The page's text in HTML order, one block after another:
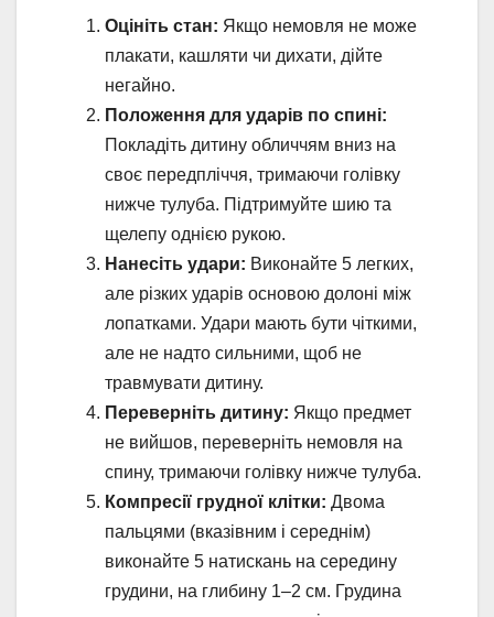
Оцініть стан: Якщо немовля не може
плакати, кашляти чи дихати, дійте
негайно.
Положення для ударів по спині:
Покладіть дитину обличчям вниз на
своє передпліччя, тримаючи голівку
нижче тулуба. Підтримуйте шию та
щелепу однією рукою.
Нанесіть удари: Виконайте 5 легких,
але різких ударів основою долоні між
лопатками. Удари мають бути чіткими,
але не надто сильними, щоб не
травмувати дитину.
Переверніть дитину: Якщо предмет
не вийшов, переверніть немовля на
спину, тримаючи голівку нижче тулуба.
Компресії грудної клітки: Двома
пальцями (вказівним і середнім)
виконайте 5 натискань на середину
грудини, на глибину 1–2 см. Грудина